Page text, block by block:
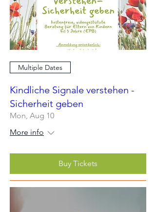
Multiple Dates
Kindliche Signale verstehen -
Sicherheit geben
Mon, Aug 10
More info
Buy Tickets